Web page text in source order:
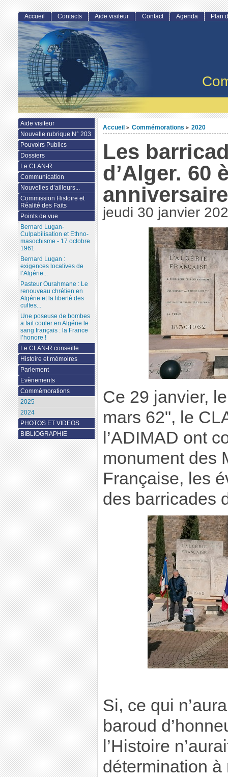
Accueil > Commémorations > 2020
Les
d’Alger. 60
jeudi 30 janvier
Ce 29 janvier,
mars 62", le
l’ADIMAD ont
monument des
Française, les
des barricades
Si, ce qui
baroud
l’Histoire
détermination
Accueil Contacts Aide visiteur Contact Agenda Plan
Aide visiteur
Nouvelle rubrique N° 203
Pouvoirs Publics
Dossiers
Le CLAN-R
Communication
Nouvelles d’ailleurs...
Commission Histoire et
Réalité des Faits
Points de vue
Bernard Lugan-
Culpabilisation et Ethno-
masochisme - 17 octobre
1961
Bernard Lugan :
exigences locatives de
l’Algérie...
Pasteur Ourahmane : Le
renouveau chrétien en
Algérie et la liberté des
cultes...
Une poseuse de bombes
a fait couler en Algérie le
sang français : la France
l’honore !
Le CLAN-R conseille
Histoire et mémoires
Parlement
Evènements
Commémorations
2025
2024
PHOTOS ET VIDEOS
BIBLIOGRAPHIE